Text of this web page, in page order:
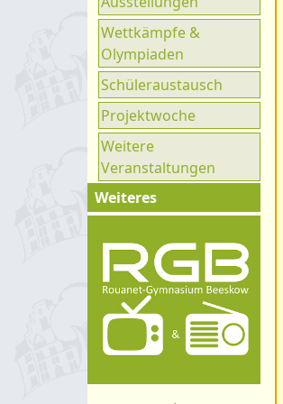
Ganztag
UNESCO
Klimaparlament
Wettkämpfe &
Olympiaden
Schüleraustausch
Projektwoche
Weitere
Veranstaltungen
Weiteres
Kontakt
Organigramm
Schulprogramm
Hygienekonzept